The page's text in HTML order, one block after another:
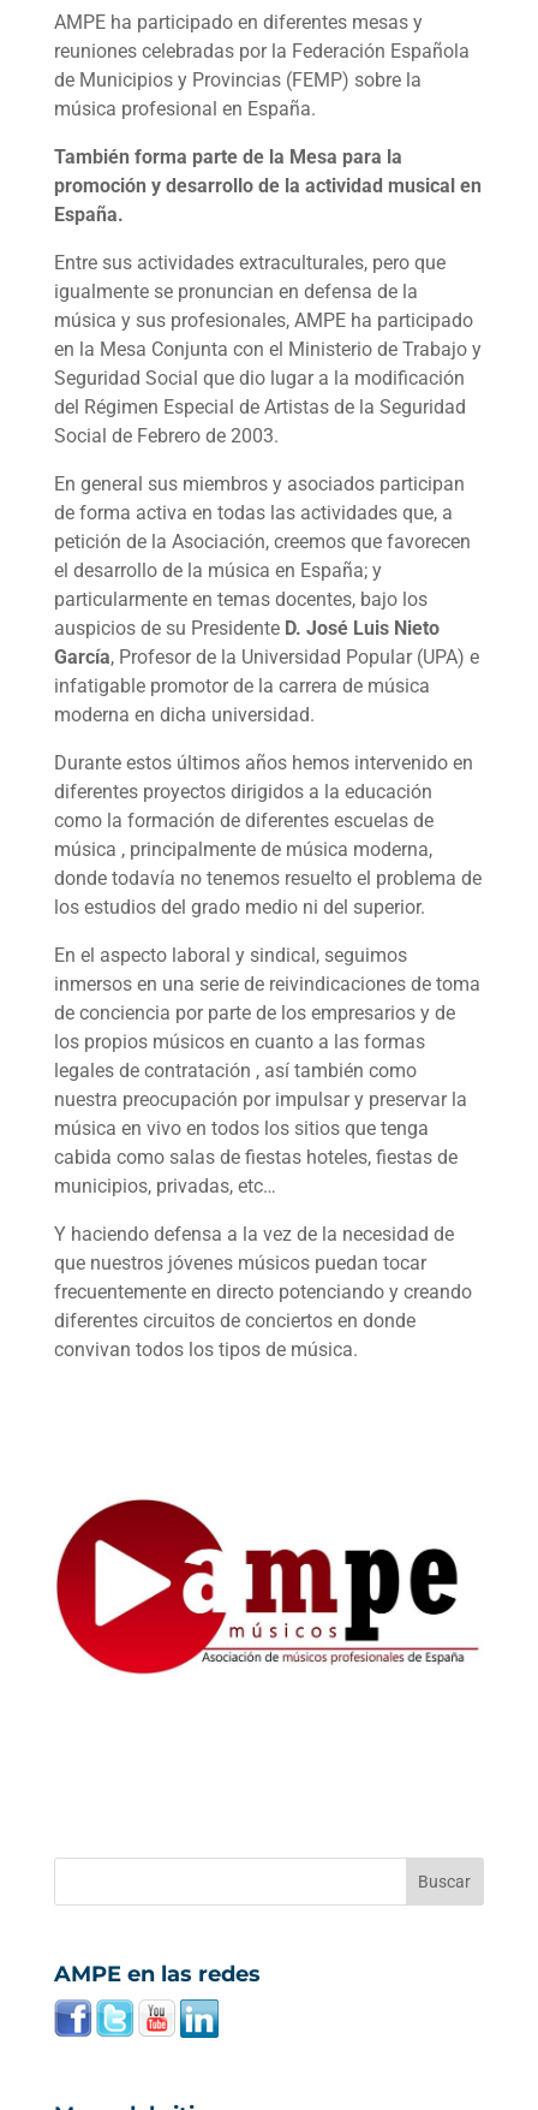
AMPE ha participado en diferentes mesas y
reuniones celebradas por la Federación Española
de Municipios y Provincias (FEMP) sobre la
música profesional en España.
También forma parte de la Mesa para la
promoción y desarrollo de la actividad musical en
España.
Entre sus actividades extraculturales, pero que
igualmente se pronuncian en defensa de la
música y sus profesionales, AMPE ha participado
en la Mesa Conjunta con el Ministerio de Trabajo y
Seguridad Social que dio lugar a la modificación
del Régimen Especial de Artistas de la Seguridad
Social de Febrero de 2003.
En general sus miembros y asociados participan
de forma activa en todas las actividades que, a
petición de la Asociación, creemos que favorecen
el desarrollo de la música en España; y
particularmente en temas docentes, bajo los
auspicios de su Presidente D. José Luis Nieto
García, Profesor de la Universidad Popular (UPA) e
infatigable promotor de la carrera de música
moderna en dicha universidad.
Durante estos últimos años hemos intervenido en
diferentes proyectos dirigidos a la educación
como la formación de diferentes escuelas de
música , principalmente de música moderna,
donde todavía no tenemos resuelto el problema de
los estudios del grado medio ni del superior.
En el aspecto laboral y sindical, seguimos
inmersos en una serie de reivindicaciones de toma
de conciencia por parte de los empresarios y de
los propios músicos en cuanto a las formas
legales de contratación , así también como
nuestra preocupación por impulsar y preservar la
música en vivo en todos los sitios que tenga
cabida como salas de fiestas hoteles, fiestas de
municipios, privadas, etc…
Y haciendo defensa a la vez de la necesidad de
que nuestros jóvenes músicos puedan tocar
frecuentemente en directo potenciando y creando
diferentes circuitos de conciertos en donde
convivan todos los tipos de música.
AMPE en las redes